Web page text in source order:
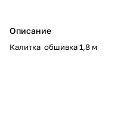
Описание
Калитка обшивка 1,8 м